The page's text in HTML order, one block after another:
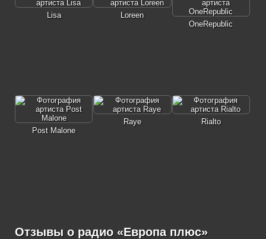
Lisa
Loreen
OneRepublic
Post Malone
Raye Rialto
Отзывы о радио «Европа плюс»